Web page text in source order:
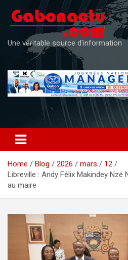
content
Une véritable source d'information
Home Blog 2026 mars
12
Libreville : Andy Félix Makindey Nzé
au maire